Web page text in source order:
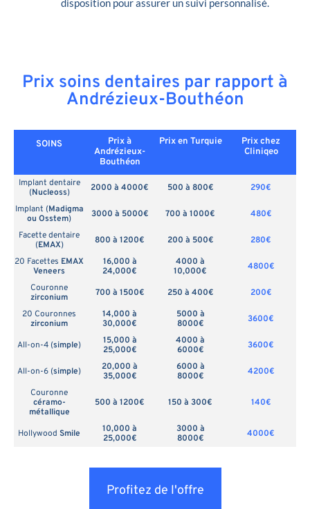
disposition pour assurer un suivi personnalisé.
Prix soins dentaires par rapport à
Andrézieux-Bouthéon
SOINS
Prix à
Andrézieux-
Bouthéon
Prix en Turquie
Prix chez
Cliniqeo
Implant dentaire
(Nucleoss) 2000 à 4000€ 500 à 800€
290€
Implant (Madigma
ou Osstem) 3000 à 5000€ 700 à 1000€
480€
Facette dentaire
(EMAX) 800 à 1200€ 200 à 500€
280€
20 Facettes EMAX
Veneers
16,000 à
24,000€
4000 à
10,000€
4800€
Couronne
zirconium
700 à 1500€ 250 à 400€
200€
20 Couronnes
zirconium
14,000 à
30,000€
5000 à
8000€
3600€
All-on-4 (simple)
15,000 à
25,000€
4000 à
6000€
3600€
All-on-6 (simple)
20,000 à
35,000€
6000 à
8000€
4200€
Couronne
céramo-
métallique
500 à 1200€ 150 à 300€ 140€
Hollywood Smile
10,000 à
25,000€
3000 à
8000€
4000€
Profitez de l'offre